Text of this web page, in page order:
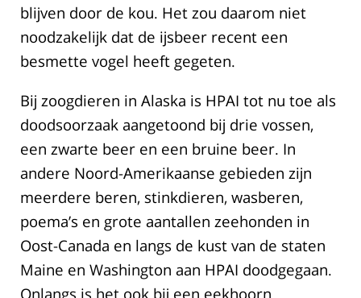
blijven door de kou. Het zou daarom niet
noodzakelijk dat de ijsbeer recent een
besmette vogel heeft gegeten.
Bij zoogdieren in Alaska is HPAI tot nu toe als
doodsoorzaak aangetoond bij drie vossen,
een zwarte beer en een bruine beer. In
andere Noord-Amerikaanse gebieden zijn
meerdere beren, stinkdieren, wasberen,
poema’s en grote aantallen zeehonden in
Oost-Canada en langs de kust van de staten
Maine en Washington aan HPAI doodgegaan.
Onlangs is het ook bij een eekhoorn